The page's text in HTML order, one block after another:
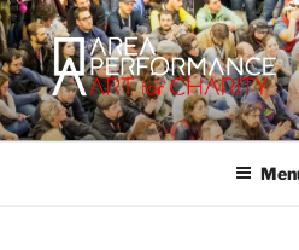
Salta
al
contenuto
AREA
Sito ufficiale della Onlus Area